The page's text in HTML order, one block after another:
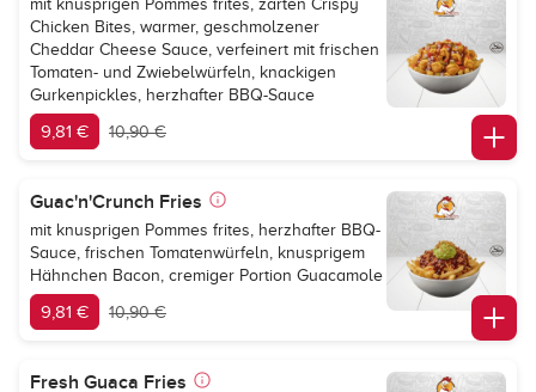
mit knusprigen Pommes frites, zarten Crispy
Chicken Bites, warmer, geschmolzener
Cheddar Cheese Sauce, verfeinert mit frischen
Tomaten- und Zwiebelwürfeln, knackigen
Gurkenpickles, herzhafter BBQ-Sauce
9,81 € 10,90 €
Guac'n'Crunch Fries
mit knusprigen Pommes frites, herzhafter BBQ-
Sauce, frischen Tomatenwürfeln, knusprigem
Hähnchen Bacon, cremiger Portion Guacamole
9,81 € 10,90 €
Fresh Guaca Fries